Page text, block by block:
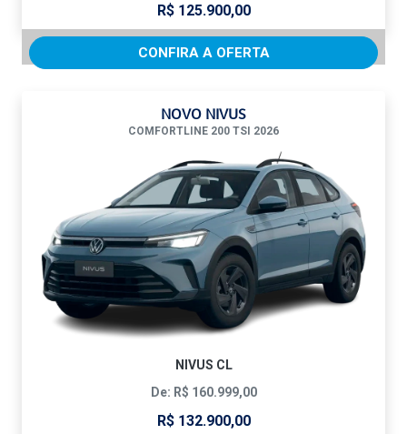
R$ 125.900,00
CONFIRA A OFERTA
NOVO NIVUS
COMFORTLINE 200 TSI 2026
NIVUS CL
De: R$ 160.999,00
R$ 132.900,00